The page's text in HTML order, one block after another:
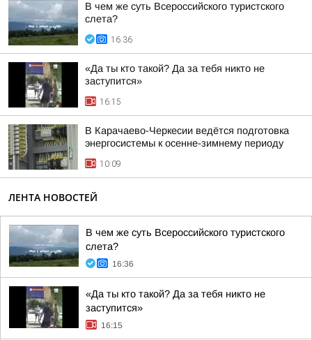
В чем же суть Всероссийского туристского
слета?
16:36
«Да ты кто такой? Да за тебя никто не
заступится»
16:15
В Карачаево-Черкесии ведётся подготовка
энергосистемы к осенне-зимнему периоду
10:09
ЛЕНТА НОВОСТЕЙ
В чем же суть Всероссийского туристского
слета?
16:36
«Да ты кто такой? Да за тебя никто не
заступится»
16:15